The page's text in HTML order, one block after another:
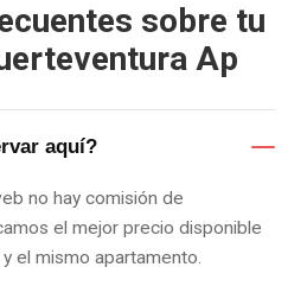
sobre tu
Ap
aquí?
no hay comisión de
el mejor precio disponible
el mismo apartamento.